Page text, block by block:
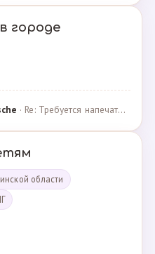
городе
· Re: Требуется напечатать бейджики · 09.02.2024
области